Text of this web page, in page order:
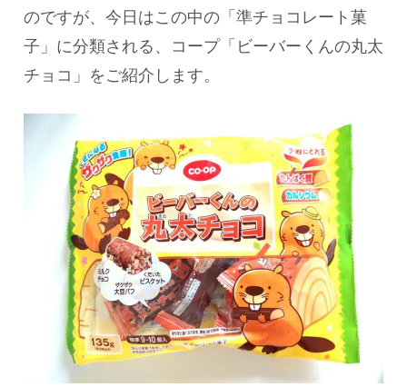
のですが、今日はこの中の「準チョコレート菓
子」に分類される、コープ「ビーバーくんの丸太
チョコ」をご紹介します。